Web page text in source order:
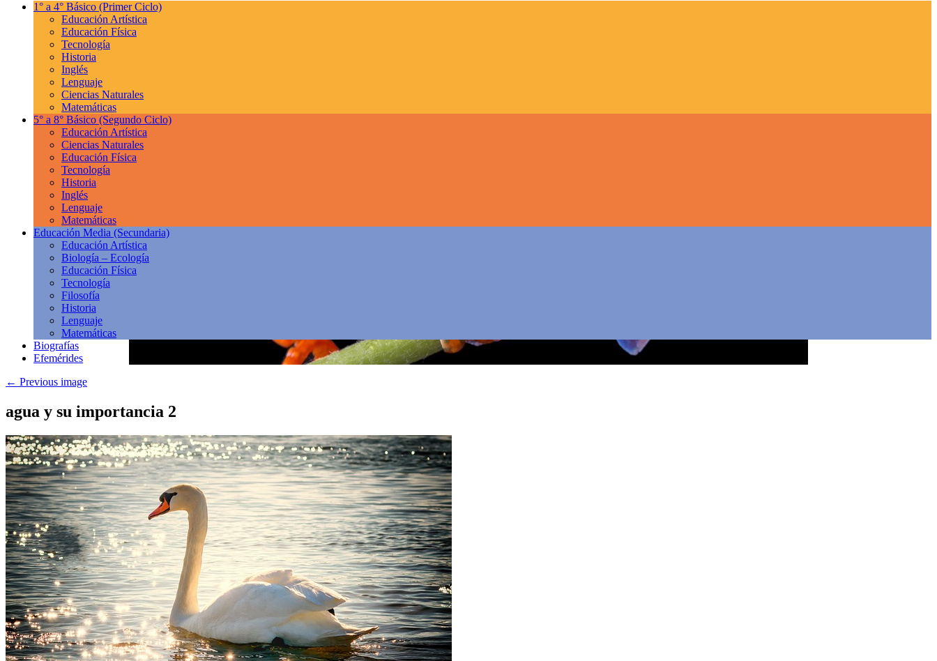
1° a 4° Básico (Primer Ciclo)
Educación Artística
Educación Física
Tecnología
Historia
Inglés
Lenguaje
Ciencias Naturales
Matemáticas
5° a 8° Básico (Segundo Ciclo)
Educación Artística
Ciencias Naturales
Educación Física
Tecnología
Historia
Inglés
Lenguaje
Matemáticas
Educación Media (Secundaria)
Educación Artística
Biología – Ecología
Educación Física
Tecnología
Filosofía
Historia
Lenguaje
Matemáticas
Biografías
Efemérides
← Previous image
agua y su importancia 2